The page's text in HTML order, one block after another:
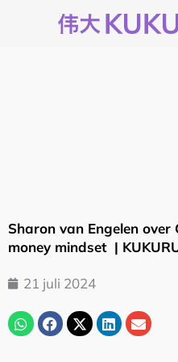
Sharon van Engelen over
money mindset |
21 juli 2024